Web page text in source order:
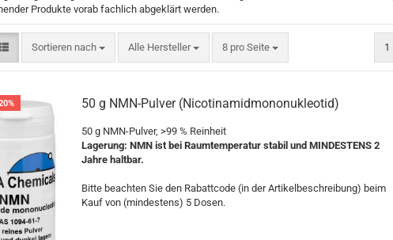
Produkte vorab fachlich abgeklärt werden.
Sortieren nach
Sortieren nach Alle Hersteller 8 pro Seite
pro Seite 1
50 g NMN-Pulver (Nicotinamidmononukleotid)
50 g NMN-Pulver, >99 % Reinheit
Lagerung: NMN ist bei Raumtemperatur stabil und MINDESTENS 2
Jahre haltbar.
Bitte beachten Sie den Rabattcode (in der Artikelbeschreibung) beim
Kauf von (mindestens) 5 Dosen.